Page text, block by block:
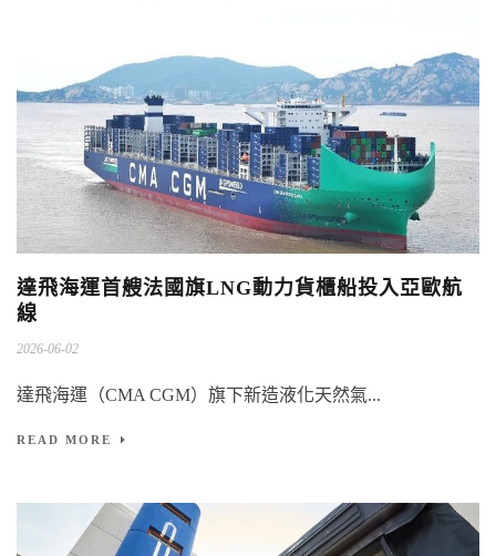
達飛海運首艘法國旗LNG動力貨櫃船投入亞歐航
線
2026-06-02
達飛海運（CMA CGM）旗下新造液化天然氣...
READ MORE